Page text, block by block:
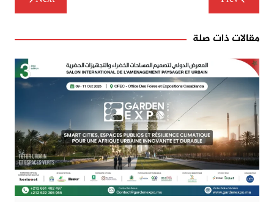
المقالات
مقالات ذات صلة